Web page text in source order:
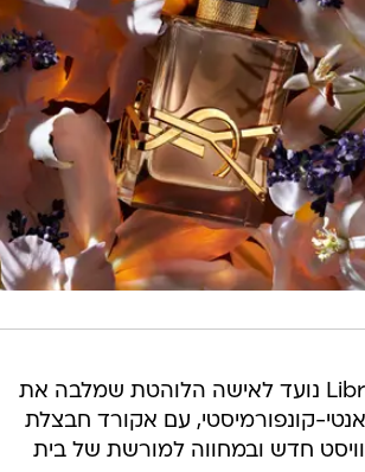
גם הנשים לא מקופחות, הניחוח Libre Flowers & Flames נועד לאישה הלוהטת שמלבה את
קונפורמיסטי, עם אקורד חבצלת
חדש ובמחווה למורשת של בית